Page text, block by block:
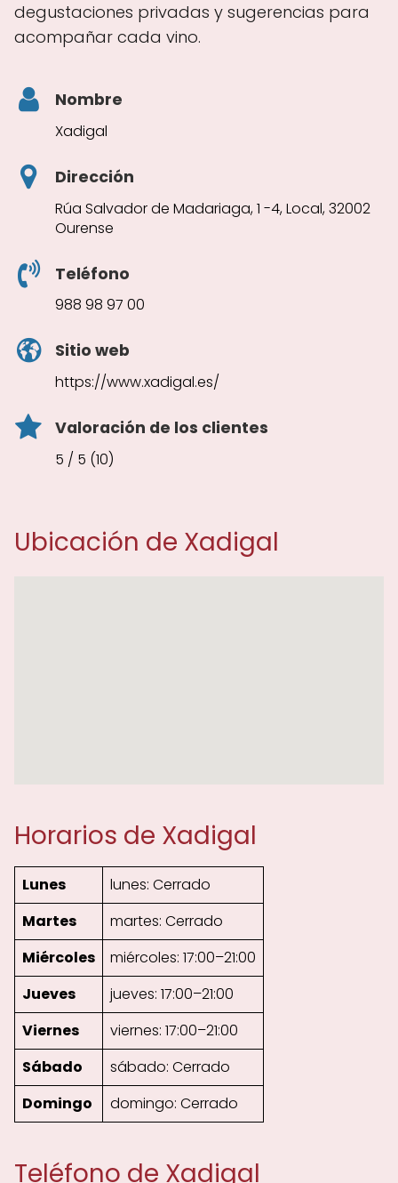
degustaciones privadas y sugerencias para
acompañar cada vino.
Nombre
Xadigal
Dirección
Rúa Salvador de Madariaga, 1 -4, Local, 32002
Ourense
Teléfono
988 98 97 00
Sitio web
https://www.xadigal.es/
Valoración de los clientes
5 / 5 (10)
Ubicación de Xadigal
Horarios de Xadigal
Lunes
lunes: Cerrado
Martes
martes: Cerrado
Miércoles
miércoles: 17:00–21:00
Jueves
jueves: 17:00–21:00
Viernes
viernes: 17:00–21:00
Sábado
sábado: Cerrado
Domingo
domingo: Cerrado
Teléfono de Xadigal